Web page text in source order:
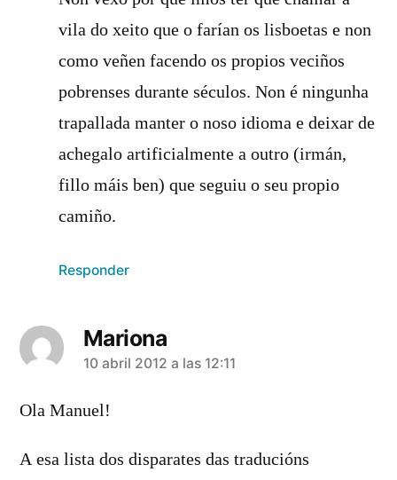
vila do xeito que o farían os lisboetas e non
como veñen facendo os propios veciños
pobrenses durante séculos. Non é ningunha
trapallada manter o noso idioma e deixar de
achegalo artificialmente a outro (irmán,
fillo máis ben) que seguiu o seu propio
camiño.
Responder
Mariona
dice:
10 abril 2012 a las 12:11
Ola Manuel!
A esa lista dos disparates das traducións